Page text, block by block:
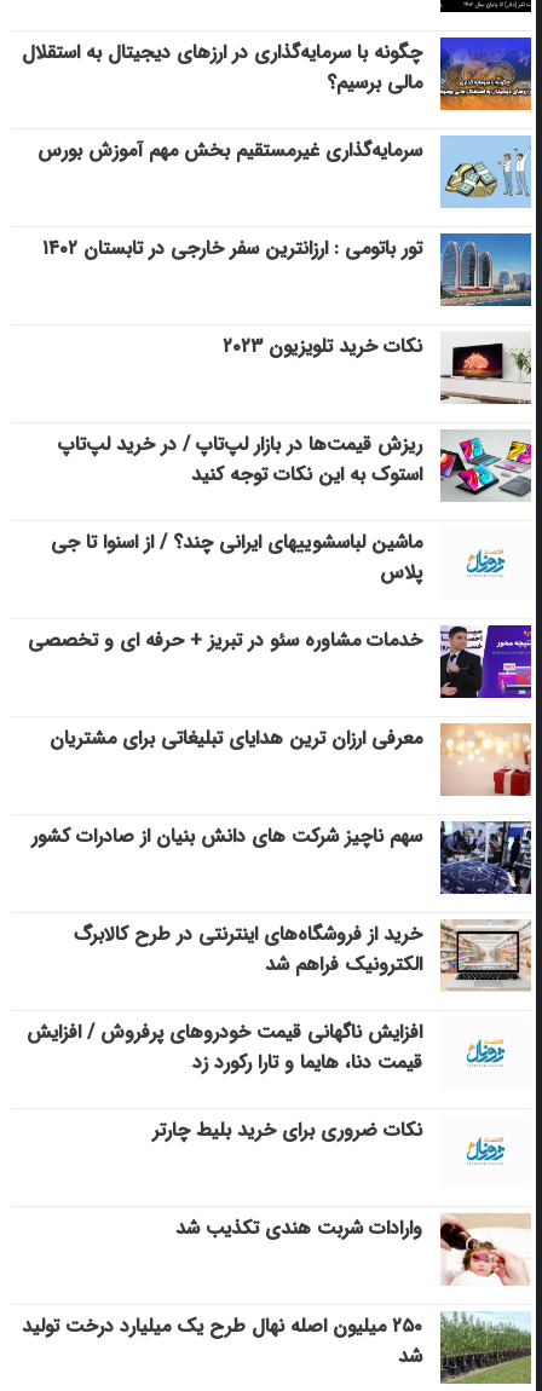
چگونه با سرمایه‌گذاری در ارزهای دیجیتال به استقلال
مالی برسیم؟
سرمایه‌گذاری غیرمستقیم بخش مهم آموزش بورس
تور باتومی : ارزانترین سفر خارجی در تابستان ۱۴۰۲
نکات خرید تلویزیون ۲۰۲۳
ریزش قیمت‌ها در بازار لپ‌تاپ / در خرید لپ‌تاپ
استوک به این نکات توجه کنید
ماشین لباسشویی‎های ایرانی چند؟ / از اسنوا تا جی
پلاس
خدمات مشاوره سئو در تبریز + حرفه ای و تخصصی
معرفی ارزان ترین هدایای تبلیغاتی برای مشتریان
سهم ناچیز شرکت های دانش بنیان از صادرات کشور
خرید از فروشگاه‌های اینترنتی در طرح کالابرگ
الکترونیک فراهم شد
افزایش ناگهانی قیمت خودروهای پرفروش / افزایش
قیمت دنا، هایما و تارا رکورد زد
نکات ضروری برای خرید بلیط چارتر
وارادات شربت هندی تکذیب شد
۲۵۰ میلیون اصله نهال طرح یک میلیارد درخت تولید
شد